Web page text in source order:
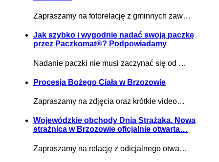
Zapraszamy na fotorelację z gminnych zaw…
Jak szybko i wygodnie nadać swoją paczkę
przez Paczkomat®? Podpowiadamy
Nadanie paczki nie musi zaczynać się od …
Procesja Bożego Ciała w Brzozowie
Zapraszamy na zdjęcia oraz krótkie video…
Wojewódzkie obchody Dnia Strażaka. Nowa
strażnica w Brzozowie oficjalnie otwarta…
Zapraszamy na relację z odicjalnego otwa…